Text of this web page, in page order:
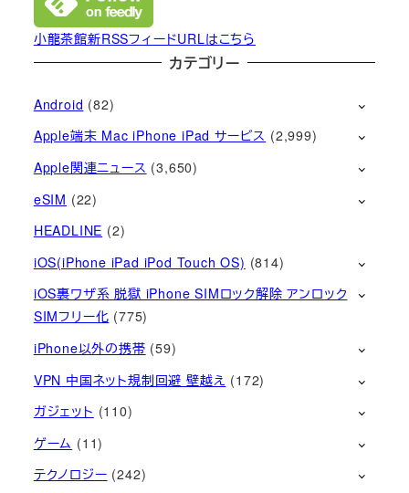
小龍茶館新RSSフィードURLはこちら
カテゴリー
Android (82)
Apple端末 Mac iPhone iPad サービス (2,999)
Apple関連ニュース (3,650)
eSIM (22)
HEADLINE (2)
iOS(iPhone iPad iPod Touch OS) (814)
iOS裏ワザ系 脱獄 iPhone SIMロック解除 アンロック
SIMフリー化 (775)
iPhone以外の携帯 (59)
VPN 中国ネット規制回避 壁越え (172)
ガジェット (110)
ゲーム (11)
テクノロジー (242)